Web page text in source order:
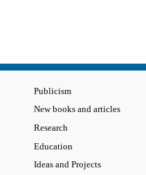
Publicism
New books and articles
Research
Education
Ideas and Projects